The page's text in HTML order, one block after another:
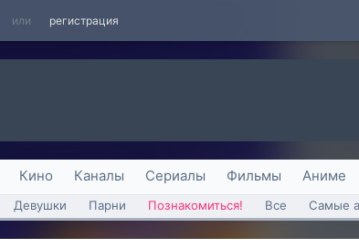
или регистрация
Кино Каналы Сериалы Фильмы Аниме
Девушки Парни Познакомиться! Все Самые